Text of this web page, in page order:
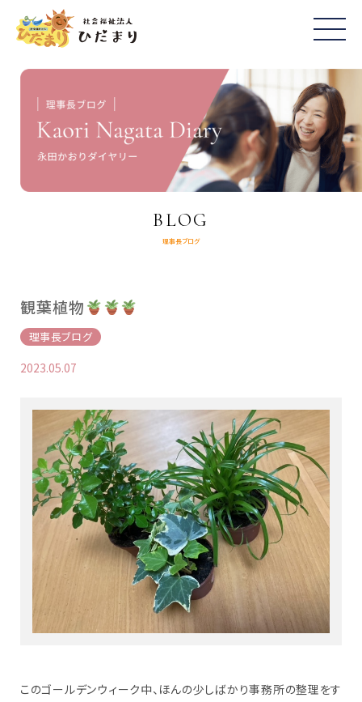
BLOG
理事長ブログ
観葉植物
理事長ブログ
2023.05.07
このゴールデンウィーク中、ほんの少しばかり事務所の整理をす